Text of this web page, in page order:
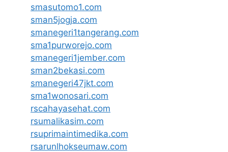
smasutomo1.com
sman5jogja.com
smanegeri1tangerang.com
sma1purworejo.com
smanegeri1jember.com
sman2bekasi.com
smanegeri47jkt.com
sma1wonosari.com
rscahayasehat.com
rsumalikasim.com
rsuprimaintimedika.com
rsarunlhokseumaw.com